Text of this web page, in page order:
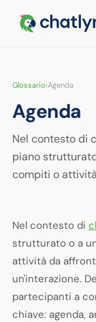
Glossario›Agenda
Agenda
Nel contesto di
piano
compiti o
Nel contesto di
strutturato o a
attività da
un'interazione.
partecipanti a
chiave: agenda,